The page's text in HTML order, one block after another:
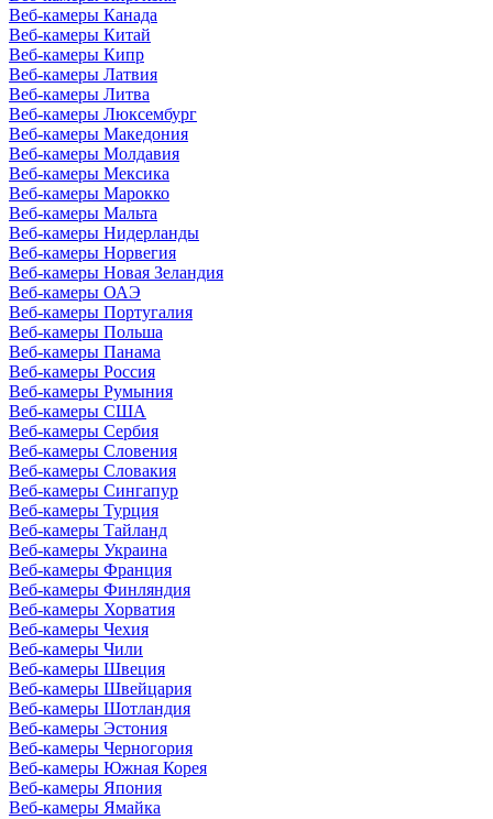
Веб-камеры Канада
Веб-камеры Китай
Веб-камеры Кипр
Веб-камеры Латвия
Веб-камеры Литва
Веб-камеры Люксембург
Веб-камеры Македония
Веб-камеры Молдавия
Веб-камеры Мексика
Веб-камеры Марокко
Веб-камеры Мальта
Веб-камеры Нидерланды
Веб-камеры Норвегия
Веб-камеры Новая Зеландия
Веб-камеры ОАЭ
Веб-камеры Португалия
Веб-камеры Польша
Веб-камеры Панама
Веб-камеры Россия
Веб-камеры Румыния
Веб-камеры США
Веб-камеры Сербия
Веб-камеры Словения
Веб-камеры Словакия
Веб-камеры Сингапур
Веб-камеры Турция
Веб-камеры Тайланд
Веб-камеры Украина
Веб-камеры Франция
Веб-камеры Финляндия
Веб-камеры Хорватия
Веб-камеры Чехия
Веб-камеры Чили
Веб-камеры Швеция
Веб-камеры Швейцария
Веб-камеры Шотландия
Веб-камеры Эстония
Веб-камеры Черногория
Веб-камеры Южная Корея
Веб-камеры Япония
Веб-камеры Ямайка